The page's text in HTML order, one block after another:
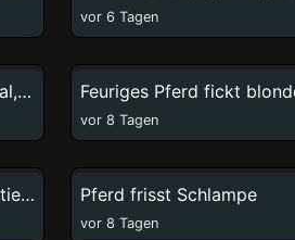
vor 6 Tagen
Die Hündin schnappt sich sie brutal, ohne Gnade Feuriges Pferd fickt
vor 8 Tagen
Hund besessen von der Brünette, tierischer Sex ausgenutzt Pferd frisst Schlampe
vor 8 Tagen